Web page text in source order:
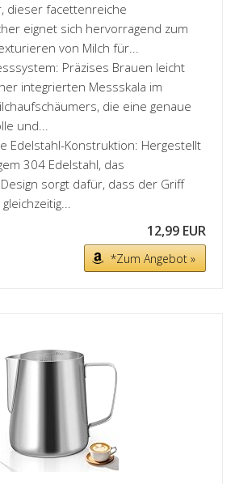
dieser facettenreiche
eignet sich hervorragend zum
von Milch für...
Präzises Brauen leicht
integrierten Messskala im
die eine genaue
und...
Edelstahl-Konstruktion: Hergestellt
304 Edelstahl, das
sorgt dafür, dass der Griff
12,99 EUR
*Zum Angebot »